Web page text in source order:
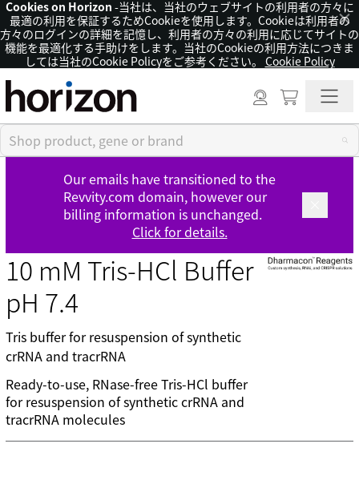
Cookies on Horizon -当社は、当社のウェブサイトの利用者の方々に
最適の利用を保証するためCookieを使用します。Cookieは利用者の
方々のログインの詳細を記憶し、利用者の方々の利用に応じてサイトの
機能を最適化する手助けをします。当社のCookieの利用方法につきま
しては当社のCookie Policyをご参考ください。 Cookie Policy
×
Our emails have transitioned to the
Revvity.com domain, however our
billing information is unchanged.
Click for details.
10 mM Tris-HCl Buffer
pH 7.4
Tris buffer for resuspension of synthetic
crRNA and tracrRNA
Ready-to-use, RNase-free Tris-HCl buffer
for resuspension of synthetic crRNA and
tracrRNA molecules